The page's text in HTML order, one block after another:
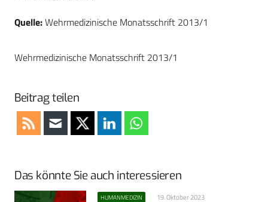
Quelle:Wehrmedizinische Monatsschrift 2013/1
Wehrmedizinische Monatsschrift 2013/1
Beitrag teilen
Das könnte Sie auch interessieren
HUMANMEDIZIN 19. Oktober 2023